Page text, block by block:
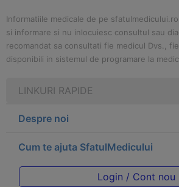
Informatiile medicale de pe
si informare si nu inlocuiesc consultul sau
recomandat sa consultati fie medicul Dvs.,
disponibili in sistemul de programare la medic
LINKURI RAPIDE
Despre noi
Cum te ajuta SfatulMedicului
Login / Cont nou